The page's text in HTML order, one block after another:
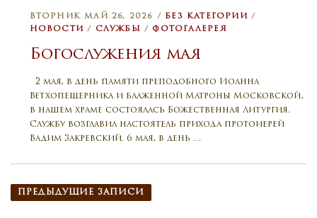
ВТОРНИК МАЙ 26, 2026 / БЕЗ КАТЕГОРИИ/
НОВОСТИ / СЛУЖБЫ / ФОТОГАЛЕРЕЯ
Богослужения мая
2 мая, в день памяти преподобного Иоанна
Ветхопещерника и блаженной Матроны Московской,
в нашем храме состоялась Божественная Литургия.
Службу возглавил настоятель прихода протоиерей
Вадим Закревский. 6 мая, в день …
ПРЕДЫДУЩИЕ ЗАПИСИ